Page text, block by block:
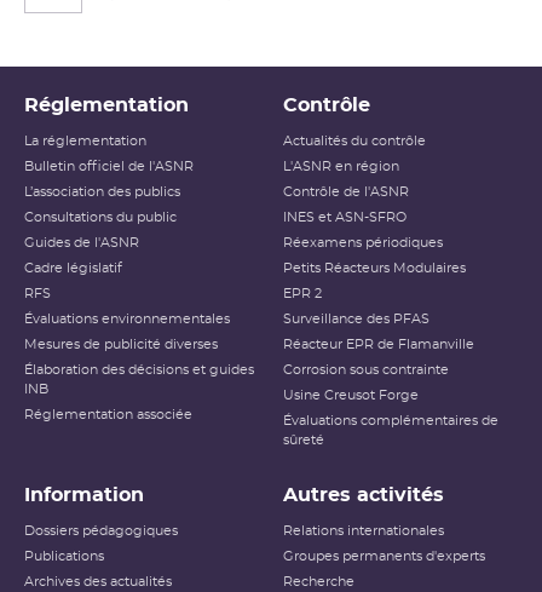
Réglementation
La réglementation
Bulletin officiel de l'ASNR
L’association des publics
Consultations du public
Guides de l'ASNR
Cadre législatif
RFS
Évaluations environnementales
Mesures de publicité diverses
Élaboration des décisions et guides
INB
Réglementation associée
Contrôle
Actualités du contrôle
L'ASNR en région
Contrôle de l'ASNR
INES et ASN-SFRO
Réexamens périodiques
Petits Réacteurs Modulaires
EPR 2
Surveillance des PFAS
Réacteur EPR de Flamanville
Corrosion sous contrainte
Usine Creusot Forge
Évaluations complémentaires de
sûreté
Information
Dossiers pédagogiques
Publications
Archives des actualités
Autres activités
Relations internationales
Groupes permanents d'experts
Recherche